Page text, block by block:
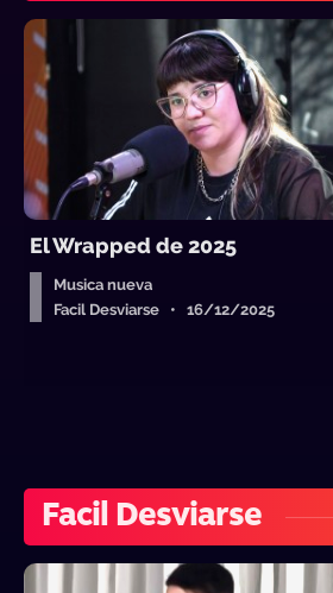
El Wrapped de 2025
Musica nueva
Facil Desviarse • 16/12/2025
Facil Desviarse